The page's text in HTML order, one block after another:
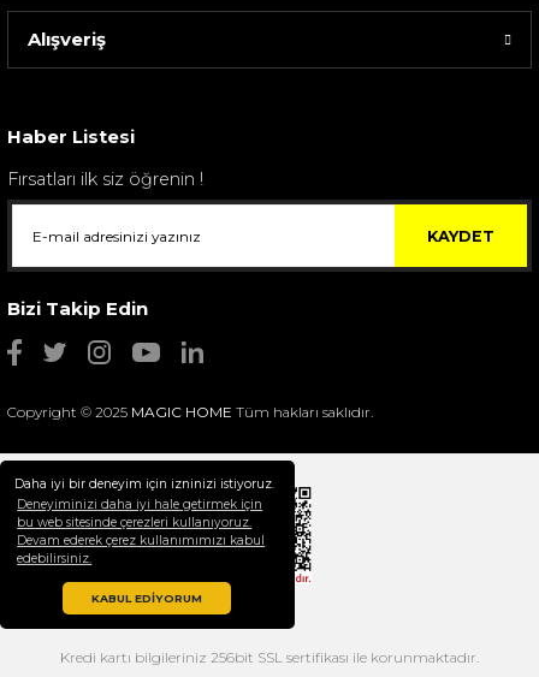
Daha iyi bir deneyim için izninizi istiyoruz.
Deneyiminizi daha iyi hale getirmek için
bu web sitesinde çerezleri kullanıyoruz.
Devam ederek çerez kullanımımızı kabul
edebilirsiniz.
KABUL EDİYORUM
Sarev Elfıda Flanel Nevresim Takımı Çift Kişili...
Selim Dekor Chain 15x20 Çerçeve Vizon
1.595,00 TL
Alışveriş
Haber Listesi
Fırsatları ilk siz öğrenin !
KAYDET
Bizi Takip Edin
Copyright © 2025 MAGIC HOME Tüm hakları saklıdır.
Kredi kartı bilgileriniz 256bit SSL sertifikası ile korunmaktadır.